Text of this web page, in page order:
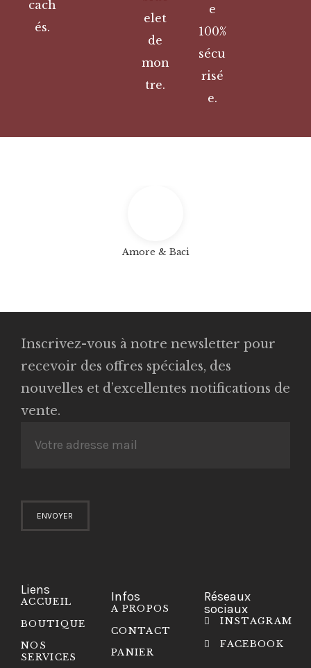
cach
és.
elet
de
mon
tre.
e
100%
sécu
risé
e.
Amore & Baci
Inscrivez-vous à notre newsletter pour
recevoir des offres spéciales, des
nouvelles et d’excellentes notifications de
vente.
Liens
ACCUEIL
BOUTIQUE
NOS
SERVICES
Infos
A PROPOS
CONTACT
PANIER
Réseaux
sociaux
INSTAGRAM
FACEBOOK